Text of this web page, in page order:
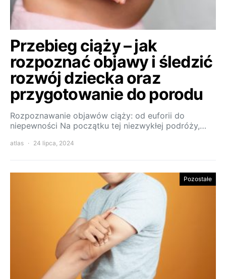
Przebieg ciąży – jak
rozpoznać objawy i śledzić
rozwój dziecka oraz
przygotowanie do porodu
Rozpoznawanie objawów ciąży: od euforii do
niepewności Na początku tej niezwykłej podróży,…
atlas 24 lipca, 2024
Pozostałe